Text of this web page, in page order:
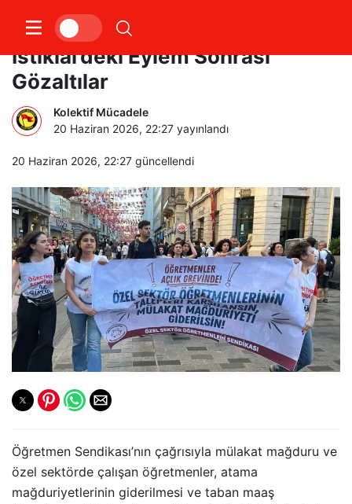
Öğretmenlerin Direnişi Sürüyor:
İstiklal’deki Eylem Sonrası
Gözaltılar
Kolektif Mücadele
20 Haziran 2026, 22:27 yayınlandı
20 Haziran 2026, 22:27 güncellendi
Öğretmen Sendikası’nın çağrısıyla mülakat mağduru ve
özel sektörde çalışan öğretmenler, atama
mağduriyetlerinin giderilmesi ve taban maaş